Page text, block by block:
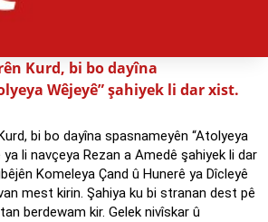
Kurd, bi bo dayîna
Wêjeyê” şahiyek li dar xist.
bi bo dayîna spasnameyên “Atolyeya
ya li navçeya Rezan a Amedê şahiyek li dar
Komeleya Çand û Hunerê ya Dîcleyê
mest kirin. Şahiya ku bi stranan dest pê
berdewam kir. Gelek nivîskar û